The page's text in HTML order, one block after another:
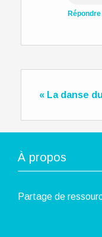
Répondre
« La danse
À propos
Partage de